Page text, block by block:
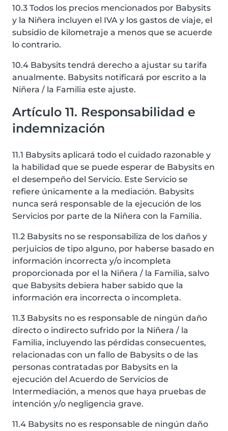
10.3 Todos los precios mencionados por Babysits
y la Niñera incluyen el IVA y los gastos de viaje, el
subsidio de kilometraje a menos que se acuerde
lo contrario.
10.4 Babysits tendrá derecho a ajustar su tarifa
anualmente. Babysits notificará por escrito a la
Niñera / la Familia este ajuste.
Artículo 11. Responsabilidad e
indemnización
11.1 Babysits aplicará todo el cuidado razonable y
la habilidad que se puede esperar de Babysits en
el desempeño del Servicio. Este Servicio se
refiere únicamente a la mediación. Babysits
nunca será responsable de la ejecución de los
Servicios por parte de la Niñera con la Familia.
11.2 Babysits no se responsabiliza de los daños y
perjuicios de tipo alguno, por haberse basado en
información incorrecta y/o incompleta
proporcionada por el la Niñera / la Familia, salvo
que Babysits debiera haber sabido que la
información era incorrecta o incompleta.
11.3 Babysits no es responsable de ningún daño
directo o indirecto sufrido por la Niñera / la
Familia, incluyendo las pérdidas consecuentes,
relacionadas con un fallo de Babysits o de las
personas contratadas por Babysits en la
ejecución del Acuerdo de Servicios de
Intermediación, a menos que haya pruebas de
intención y/o negligencia grave.
11.4 Babysits no es responsable de ningún daño